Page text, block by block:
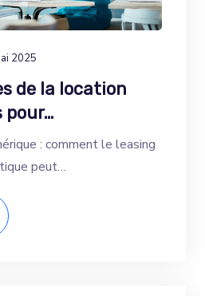
2025
de la location
pour…
: comment le leasing
peut…